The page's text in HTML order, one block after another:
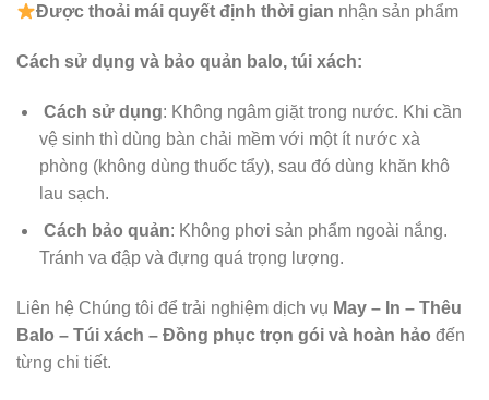
Đượcthoải mái quyết định thời gian nhận sản phẩm
Cách sử dụng và bảo quản balo, túi xách:
Cách sử dụng: Không ngâm giặt trong nước. Khi cần
vệ sinh thì dùng bàn chải mềm với một ít nước xà
phòng (không dùng thuốc tẩy), sau đó dùng khăn khô
lau sạch.
Cách bảo quản: Không phơi sản phẩm ngoài nắng.
Tránh va đập và đựng quá trọng lượng.
Liên hệ Chúng tôi để trải nghiệm dịch vụ May – In – Thêu
Balo – Túi xách – Đồng phục trọn gói và hoàn hảo đến
từng chi tiết.